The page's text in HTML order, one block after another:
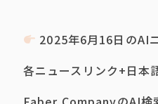
2025年6月16日のAI
各ニュースリンク+日本